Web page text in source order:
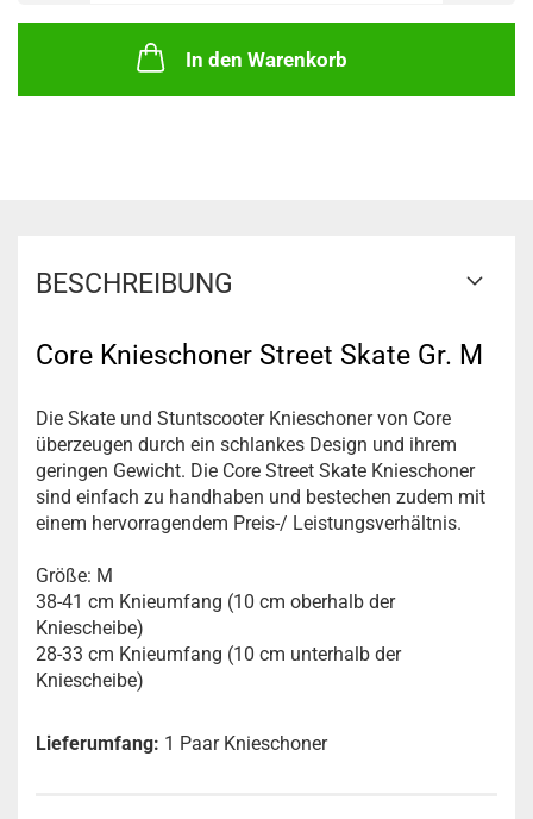
In den Warenkorb
BESCHREIBUNG
Core Knieschoner Street Skate Gr. M
Die Skate und Stuntscooter Knieschoner von Core
überzeugen durch ein schlankes Design und ihrem
geringen Gewicht. Die Core Street Skate Knieschoner
sind einfach zu handhaben und bestechen zudem mit
einem hervorragendem Preis-/ Leistungsverhältnis.
Größe: M
38-41 cm Knieumfang (10 cm oberhalb der
Kniescheibe)
28-33 cm Knieumfang (10 cm unterhalb der
Kniescheibe)
Lieferumfang: 1 Paar Knieschoner